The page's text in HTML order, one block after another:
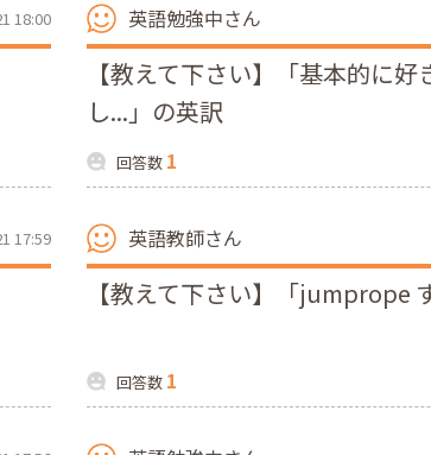
18:00 英語勉強中さん
【教えて下さい】「基本的に好
し...」の英訳
回答数 1
17:59 英語教師さん
【教えて下さい】「jumprope
回答数 1